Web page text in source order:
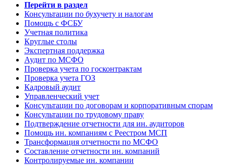
Перейти в раздел
Консультации по бухучету и налогам
Помощь с ФСБУ
Учетная политика
Круглые столы
Экспертная поддержка
Аудит по МСФО
Проверка учета по госконтрактам
Проверка учета ГОЗ
Кадровый аудит
Управленческий учет
Консультации по договорам и корпоративным спорам
Консультации по трудовому праву
Подтверждение отчетности для ин. аудиторов
Помощь ин. компаниям с Реестром МСП
Трансформация отчетности по МСФО
Составление отчетности ин. компаний
Контролируемые ин. компании